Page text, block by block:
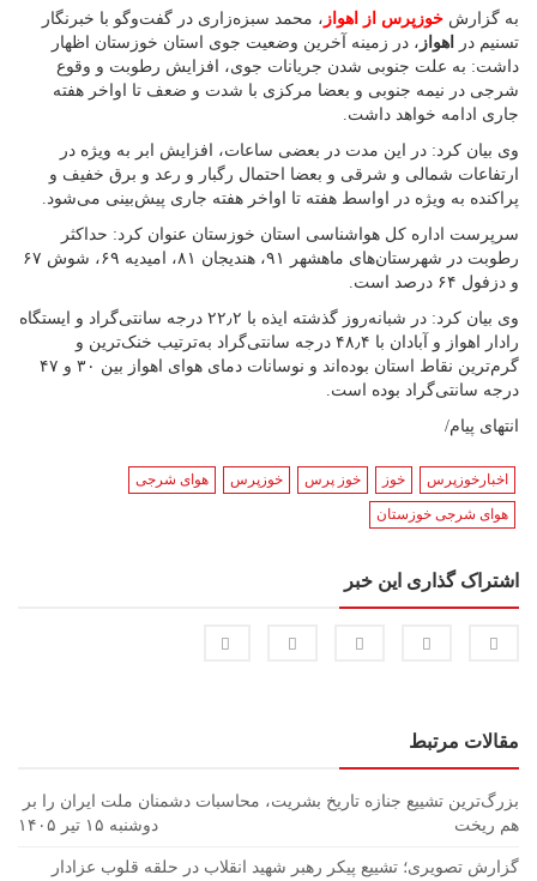
به گزارش خوزپرس از اهواز ، محمد سبزه‌زاری در گفت‌وگو با خبرنگار
تسنیم در
اهواز ، در زمینه آخرین وضعیت جوی استان خوزستان اظهار
داشت: به علت جنوبی شدن جریانات جوی، افزایش رطوبت و وقوع
شرجی در نیمه جنوبی و بعضا مرکزی با شدت و ضعف تا اواخر هفته
جاری ادامه خواهد داشت.
وی بیان کرد: در این مدت در بعضی ساعات، افزایش ابر به ویژه در
ارتفاعات شمالی و شرقی و بعضا احتمال رگبار و رعد و برق خفیف و
پراکنده به ویژه در اواسط هفته تا اواخر هفته جاری پیش‌بینی می‌شود.
سرپرست اداره کل هواشناسی استان خوزستان عنوان کرد: حداکثر
رطوبت در شهرستان‌های ماهشهر ۹۱، هندیجان ۸۱، امیدیه ۶۹، شوش ۶۷
و دزفول ۶۴ درصد است.
وی بیان کرد: در شبانه‌‌روز گذشته ایذه با ۲۲٫۲ درجه سانتی‌گراد و ایستگاه
رادار اهواز و آبادان با ۴۸٫۴ درجه سانتی‌گراد به‌‌‌ترتیب خنک‌ترین و
گرم‌ترین نقاط استان بوده‌اند و نوسانات دمای هوای اهواز بین ۳۰ و ۴۷
درجه سانتی‌گراد بوده است.
انتهای پیام/
اخبارخوزپرس خوز خوز پرس خوزپرس هوای شرجی
هوای شرجی خوزستان
اشتراک گذاری این خبر
مقالات مرتبط
بزرگ‌ترین تشییع جنازه تاریخ بشریت، محاسبات دشمنان ملت ایران را بر
هم ریخت
دوشنبه ۱۵ تیر ۱۴۰۵
گزارش تصویری؛ تشییع پیکر رهبر شهید انقلاب در حلقه قلوب عزادار